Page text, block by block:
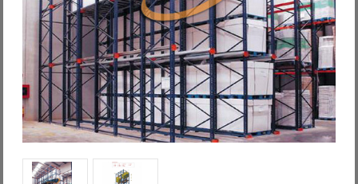
Log in with Facebook
Forgot your password?
Forgot your username?